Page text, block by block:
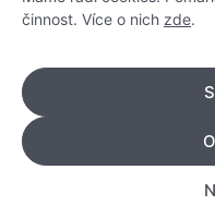
činnost. Více o nich zde.
IČO: 178 47 389
Flemingovo náměstí
Dejvice, 160 00 Praha 6